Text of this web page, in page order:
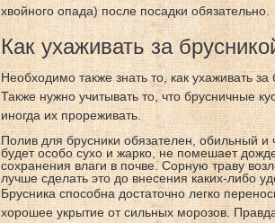
хвойного опада) после посадки обязательно.
Как ухаживать за
Необходимо также знать то, как ухаживать
Также нужно учитывать то, что брусничные
иногда их прореживать.
Полив для брусники обязателен, обильный
будет особо сухо и жарко, не помешает
сохранения влаги в почве. Сорную траву
лучше сделать это до внесения каких-либо
Брусника способна достаточно легко
хорошее укрытие от сильных морозов.